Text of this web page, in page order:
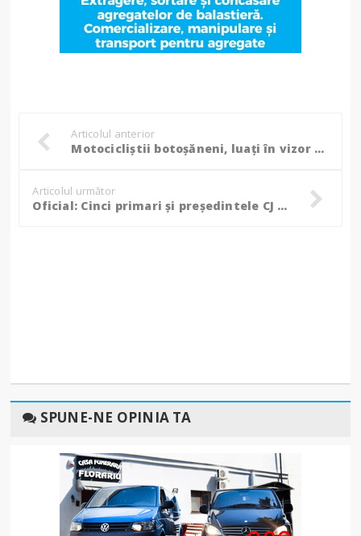
Articolul anterior
Motocicliștii botoșăneni, luați în vizor de polițiști. Controale și cu specialiștii RAR! (Foto, Video)
Articolul următor
Oficial: Cinci primari și președintele CJ au semnat pentru înființarea Companiei de Dezvoltare Județeană Botoșani
SPUNE-NE OPINIA TA